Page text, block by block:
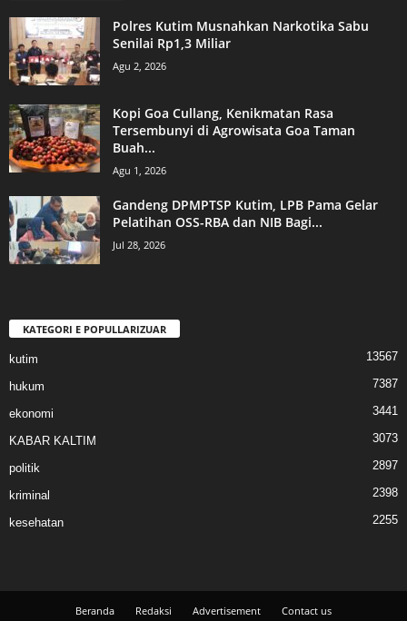
Polres Kutim Musnahkan Narkotika Sabu
Senilai Rp1,3 Miliar
Agu 2, 2026
Kopi Goa Cullang, Kenikmatan Rasa
Tersembunyi di Agrowisata Goa Taman
Buah...
Agu 1, 2026
Gandeng DPMPTSP Kutim, LPB Pama Gelar
Pelatihan OSS-RBA dan NIB Bagi...
Jul 28, 2026
KATEGORI E POPULLARIZUAR
kutim 13567
hukum 7387
ekonomi 3441
KABAR KALTIM 3073
politik 2897
kriminal 2398
kesehatan 2255
Beranda Redaksi Advertisement Contact us